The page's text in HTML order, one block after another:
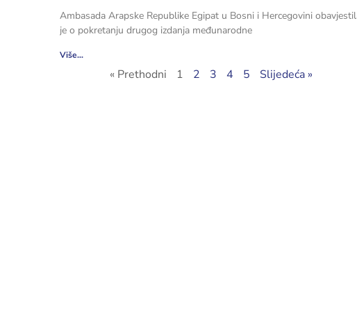
Ambasada Arapske Republike Egipat u Bosni i Hercegovini
je o pokretanju drugog izdanja međunarodne
Više...
« Prethodni 1 2 3 4 5 Slijedeća »